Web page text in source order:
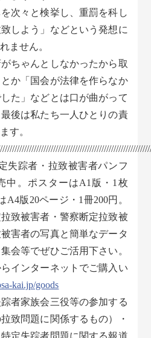
次々と検挙し、重罰を科し
しよう」などという発想に
ません。
ちゃんとしなかったから取
か「国会が法律を作らなか
た」などとは口が曲がって
後は私たち一人ひとりの責
す。
失踪者・拉致被害者パンフ
中。ポスターはA1版・1枚
A4版20ページ・1冊200円。
致被害者・警察断定拉致被
害者の写真と簡単なデータ
会等でぜひご活用下さい。
インターネットでご購入い
kai.jp/goods
者家族会三役等の参加する
致問題に関係するもの）・